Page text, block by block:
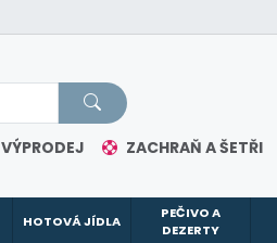
VÝPRODEJ ZACHRAŇ A ŠETŘI
HOTOVÁ JÍDLA
PEČIVO A
DEZERTY